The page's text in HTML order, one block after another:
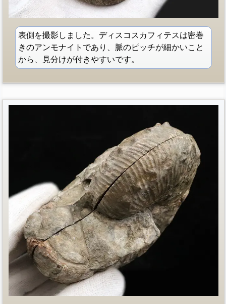
表側を撮影しました。ディスコスカフィテスは密巻
きのアンモナイトであり、脈のピッチが細かいこと
から、見分けが付きやすいです。